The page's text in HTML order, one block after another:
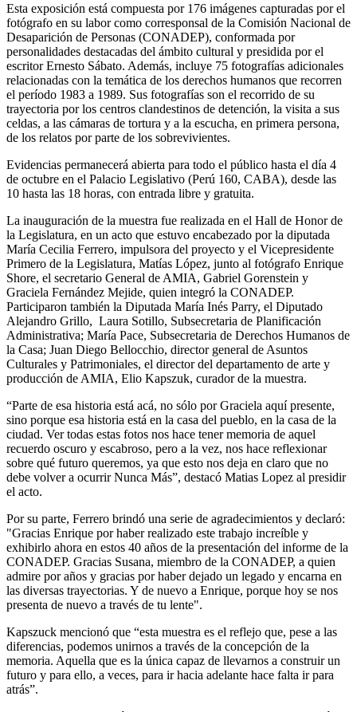
Esta exposición está compuesta por 176 imágenes capturadas por el
fotógrafo en su labor como corresponsal de la Comisión Nacional de
Desaparición de Personas (CONADEP), conformada por
personalidades destacadas del ámbito cultural y presidida por el
escritor Ernesto Sábato. Además, incluye 75 fotografías adicionales
relacionadas con la temática de los derechos humanos que recorren
el período 1983 a 1989. Sus fotografías son el recorrido de su
trayectoria por los centros clandestinos de detención, la visita a sus
celdas, a las cámaras de tortura y a la escucha, en primera persona,
de los relatos por parte de los sobrevivientes.
Evidencias permanecerá abierta para todo el público hasta el día 4
de octubre en el Palacio Legislativo (Perú 160, CABA), desde las
10 hasta las 18 horas, con entrada libre y gratuita.
La inauguración de la muestra fue realizada en el Hall de Honor de
la Legislatura, en un acto que estuvo encabezado por la diputada
María Cecilia Ferrero, impulsora del proyecto y el Vicepresidente
Primero de la Legislatura, Matías López, junto al fotógrafo Enrique
Shore, el secretario General de AMIA, Gabriel Gorenstein y
Graciela Fernández Mejide, quien integró la CONADEP.
Participaron también la Diputada María Inés Parry, el Diputado
Alejandro Grillo, Laura Sotillo, Subsecretaria de Planificación
Administrativa; María Pace, Subsecretaria de Derechos Humanos de
la Casa; Juan Diego Bellocchio, director general de Asuntos
Culturales y Patrimoniales, el director del departamento de arte y
producción de AMIA, Elio Kapszuk, curador de la muestra.
“Parte de esa historia está acá, no sólo por Graciela aquí presente,
sino porque esa historia está en la casa del pueblo, en la casa de la
ciudad. Ver todas estas fotos nos hace tener memoria de aquel
recuerdo oscuro y escabroso, pero a la vez, nos hace reflexionar
sobre qué futuro queremos, ya que esto nos deja en claro que no
debe volver a ocurrir Nunca Más”, destacó Matias Lopez al presidir
el acto.
Por su parte, Ferrero brindó una serie de agradecimientos y declaró:
"Gracias Enrique por haber realizado este trabajo increíble y
exhibirlo ahora en estos 40 años de la presentación del informe de la
CONADEP. Gracias Susana, miembro de la CONADEP, a quien
admire por años y gracias por haber dejado un legado y encarna en
las diversas trayectorias. Y de nuevo a Enrique, porque hoy se nos
presenta de nuevo a través de tu lente".
Kapszuck mencionó que “esta muestra es el reflejo que, pese a las
diferencias, podemos unirnos a través de la concepción de la
memoria. Aquella que es la única capaz de llevarnos a construir un
futuro y para ello, a veces, para ir hacia adelante hace falta ir para
atrás”.